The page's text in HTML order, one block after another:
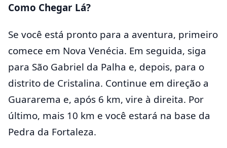
Como Chegar Lá?
Se você está pronto para a aventura, primeiro
comece em Nova Venécia. Em seguida, siga
para São Gabriel da Palha e, depois, para o
distrito de Cristalina. Continue em direção a
Guararema e, após 6 km, vire à direita. Por
último, mais 10 km e você estará na base da
Pedra da Fortaleza.